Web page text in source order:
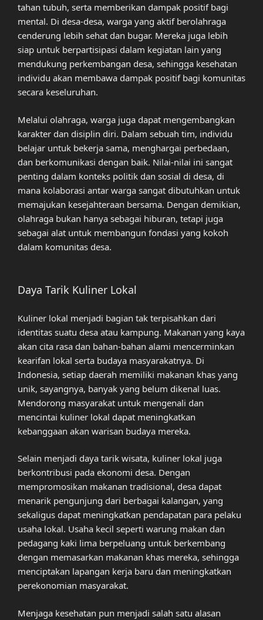
tahan tubuh, serta memberikan dampak positif bagi
mental. Di desa-desa, warga yang aktif berolahraga
cenderung lebih sehat dan bugar. Mereka juga lebih
siap untuk berpartisipasi dalam kegiatan lain yang
mendukung perkembangan desa, sehingga kesehatan
individu akan membawa dampak positif bagi komunitas
secara keseluruhan.
Melalui olahraga, warga juga dapat mengembangkan
karakter dan disiplin diri. Dalam sebuah tim, individu
belajar untuk bekerja sama, menghargai perbedaan,
dan berkomunikasi dengan baik. Nilai-nilai ini sangat
penting dalam konteks politik dan sosial di desa, di
mana kolaborasi antar warga sangat dibutuhkan untuk
memajukan kesejahteraan bersama. Dengan demikian,
olahraga bukan hanya sebagai hiburan, tetapi juga
sebagai alat untuk membangun fondasi yang kokoh
dalam komunitas desa.
Daya Tarik Kuliner Lokal
Kuliner lokal menjadi bagian tak terpisahkan dari
identitas suatu desa atau kampung. Makanan yang kaya
akan cita rasa dan bahan-bahan alami mencerminkan
kearifan lokal serta budaya masyarakatnya. Di
Indonesia, setiap daerah memiliki makanan khas yang
unik, sayangnya, banyak yang belum dikenal luas.
Mendorong masyarakat untuk mengenali dan
mencintai kuliner lokal dapat meningkatkan
kebanggaan akan warisan budaya mereka.
Selain menjadi daya tarik wisata, kuliner lokal juga
berkontribusi pada ekonomi desa. Dengan
mempromosikan makanan tradisional, desa dapat
menarik pengunjung dari berbagai kalangan, yang
sekaligus dapat meningkatkan pendapatan para pelaku
usaha lokal. Usaha kecil seperti warung makan dan
pedagang kaki lima berpeluang untuk berkembang
dengan memasarkan makanan khas mereka, sehingga
menciptakan lapangan kerja baru dan meningkatkan
perekonomian masyarakat.
Menjaga kesehatan pun menjadi salah satu alasan